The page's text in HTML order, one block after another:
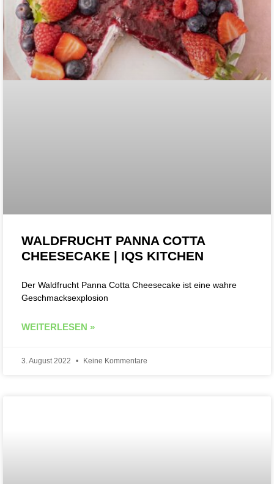
WALDFRUCHT PANNA COTTA
CHEESECAKE | IQS KITCHEN
Der Waldfrucht Panna Cotta Cheesecake ist eine wahre
Geschmacksexplosion
WEITERLESEN »
3. August 2022 Keine Kommentare